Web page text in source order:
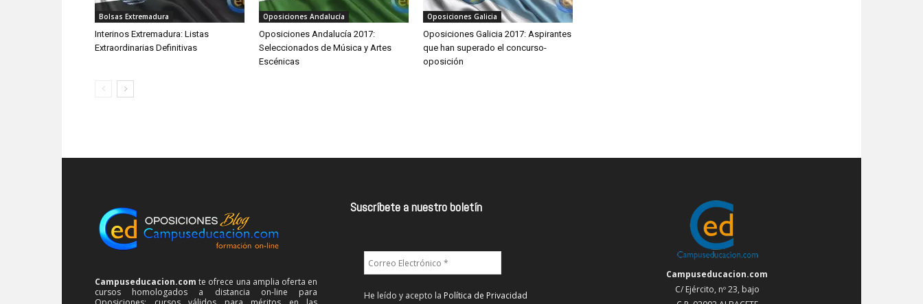
Bolsas Extremadura
Interinos Extremadura: Listas
Extraordinarias Definitivas
Oposiciones Andalucía
Oposiciones Andalucía 2017:
Seleccionados de Música y Artes
Escénicas
Oposiciones Galicia
Oposiciones Galicia 2017: Aspirantes
que han superado el concurso-
oposición
Campuseducacion.com te ofrece una amplia oferta en
cursos homologados a distancia on-line para
Suscríbete a nuestro boletín
He leído y acepto la Política de Privacidad
Campuseducacion.com
C/ Ejército, nº 23, bajo